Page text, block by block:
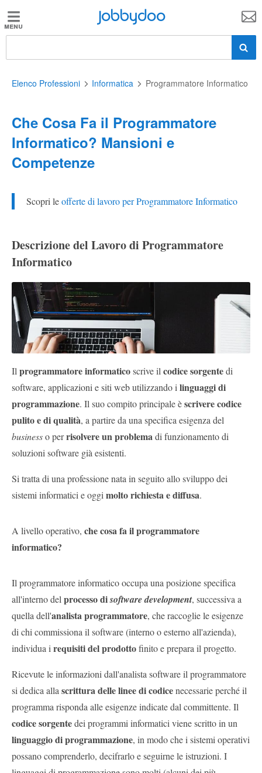
Jobbydoo
lavoro
Stipendi
Elenco
Pubblica
Offerte
Area
Aziende
Jobbydoo
Elenco Professioni Informatica Programmatore Informatico
Che Cosa Fa il Programmatore
Informatico? Mansioni e
Competenze
Scopri leofferte di lavoro per Programmatore Informatico
Descrizione del Lavoro di Programmatore
Informatico
Ilprogrammatore informaticoscrive ilcodice sorgentedi
software, applicazioni e siti web utilizzando ilinguaggi di
programmazione. Il suo compito principale èscrivere codice
pulito e di qualità, a partire da una specifica esigenza del
businesso perrisolvere un problemadi funzionamento di
soluzioni software già esistenti.
Si tratta di una professione nata in seguito allo sviluppo dei
sistemi informatici e oggimolto richiesta e diffusa.
A livello operativo, che cosa fa il programmatore
informatico?
Il programmatore informatico occupa una posizione specifica
all'interno delprocesso disoftware development, successiva a
quella dell'analista programmatore, che raccoglie le esigenze
di chi commissiona il software (interno o esterno all'azienda),
individua irequisiti del prodottofinito e prepara il progetto.
Ricevute le informazioni dall'analista software il programmatore
si dedica allascrittura delle linee di codicenecessarie perché il
programma risponda alle esigenze indicate dal committente. Il
codice sorgentedei programmi informatici viene scritto in un
linguaggio di programmazione, in modo che i sistemi operativi
possano comprenderlo, decifrarlo e seguirne le istruzioni. I